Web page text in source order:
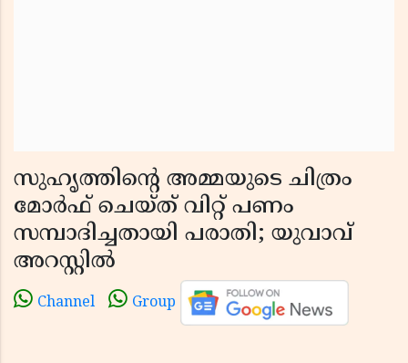
സുഹൃത്തിന്റെ അമ്മയുടെ ചിത്രം
മോര്‍ഫ് ചെയ്ത് വിറ്റ് പണം
സമ്പാദിച്ചതായി പരാതി; യുവാവ്
അറസ്റ്റില്‍
Channel Group